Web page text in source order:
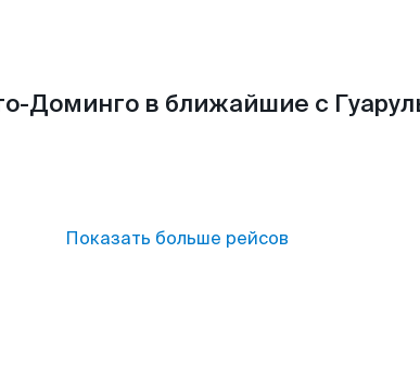
Доминго в ближайшие с
Показать больше рейсов